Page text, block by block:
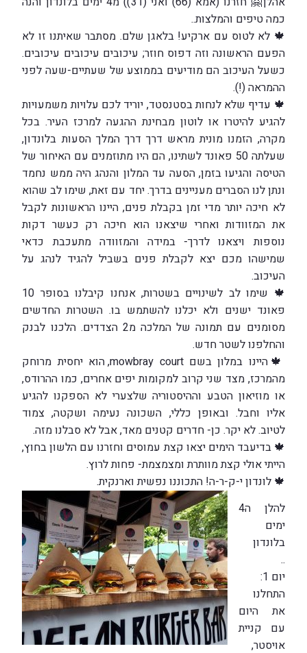
כמה טיפים והמלצות..
🍁 לא לטוס עם ארקיע! בלאגן שלם. מסתבר שאיתנו זו לא
הפעם הראשונה וזה דפוס חוזר; עיכובים עיכובים עיכובים.
כשעל העיכוב הם מודיעים בממוצע של שעתיים-שעה לפני
ההמראה (!).
🍁 עדיף שלא לנחות בסטנסטד, יוריד לכם עלויות משמעויות
להגיע להיטרו או לוטון מבחינת ההגעה למרכז העיר. בכל
מקרה, הזמנו מונית מראש דרך דרך המלך הסעות בלונדון,
שעלתה 50 פאונד לשתינו, הם היו מתוזמנים עם האיחור של
הטיסה והגיעו בזמן, הסעה עד המלון והנהג היה ממש נחמד
ונתן לנו הסברים מעניינים בדרך. יחד עם זאת, שימו לב שהוא
לא חיכה יותר מדי זמן בקבלת פנים, היינו הראשונות לקבל
את המזוודות ואחרי שיצאנו הוא חיכה רק כעשר דקות
נוספות ויצאנו לדרך- במידה והמזוודה מתעכבת כדאי
שמישהו מכם יצא לקבלת פנים בשביל להגיד לנהג על
העיכוב.
🍁 שימו לב לשינויים בשטרות, אנחנו קיבלנו בסופר 10
פאונד ישנים ולא יכלנו להשתמש בו. השטרות החדשים
מסומנים עם תמונה של המלכה מ2 הצדדים. הלכנו לבנק
והחלפנו לשטר חדש.
🍁היינו במלון בשם mowbray court, הוא יחסית מרוחק
מהמרכז, מצד שני קרוב למקומות יפים אחרים, כמו ההרודס,
או מוזיאון הטבע וההיסטוריה שלצערי לא הספקנו להגיע
אליו וחבל. ובאופן כללי, השכונה נעימה ושקטה, צמוד
לטיוב. לא יקר. כן- חדרים קטנים מאד, אבל לא סבלנו מזה.
🍁 בדיעבד הימים יצאו קצת עמוסים וחזרנו עם הלשון בחוץ,
הייתי אולי קצת מוותרת ומצמצמת- פחות לרוץ.
🍁 לונדון י-ק-ר-ה! התכוננו נפשית וארנקית.
להלן ה4
ימים
בלונדון
..
יום 1:
התחלנו
את היום
עם קניית
אויסטר,